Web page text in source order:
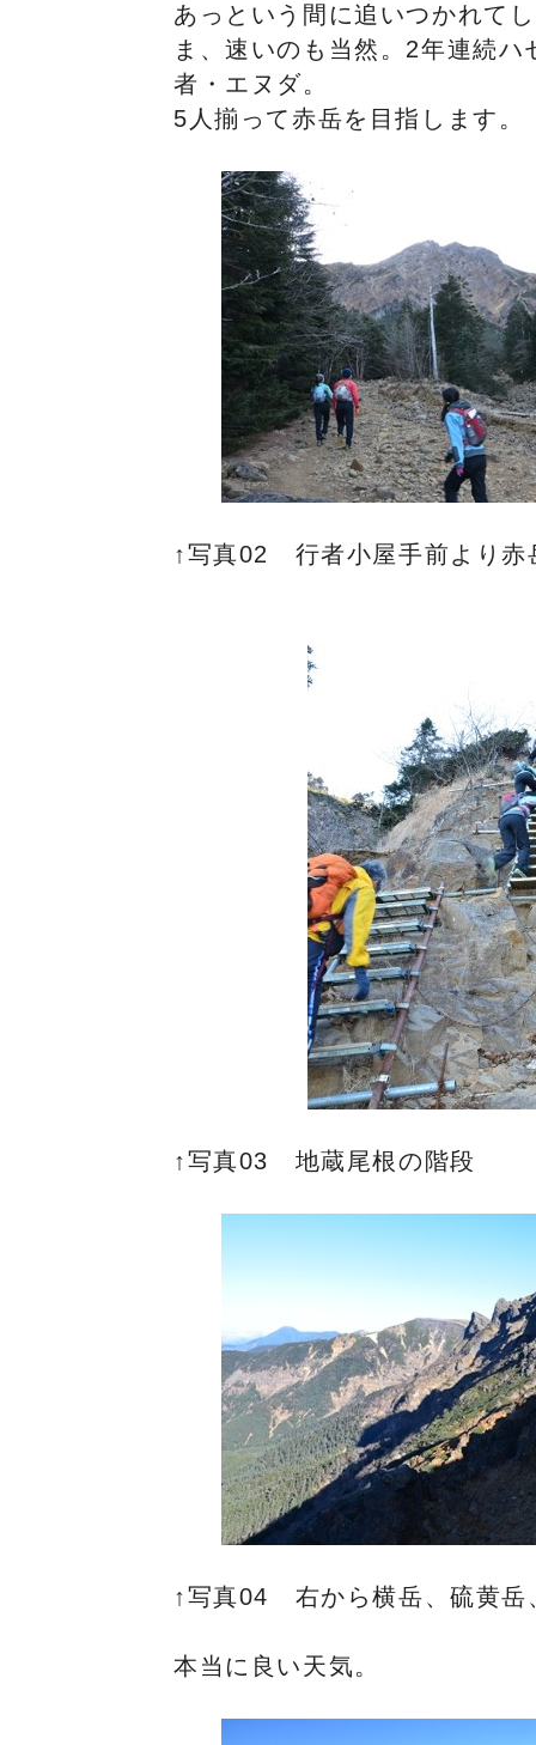
あっという間に追いつかれて
ま、速いのも当然。2年連続
者・エヌダ。
5人揃って赤岳を目指します。
↑写真02 行者小屋手前より赤
↑写真03 地蔵尾根の階段
↑写真04 右から横岳、硫黄岳
本当に良い天気。